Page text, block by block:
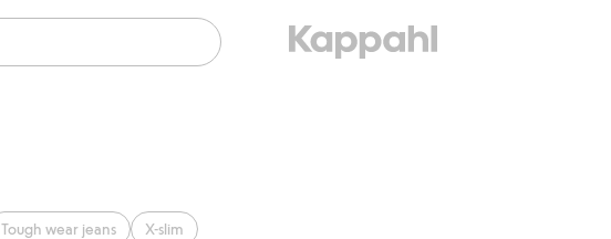
Tough wear jeans X-slim